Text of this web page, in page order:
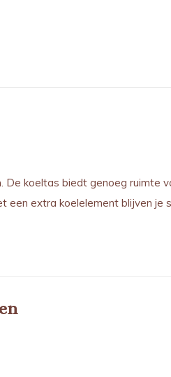
koeltas biedt genoeg ruimte
extra koelelement blijven je